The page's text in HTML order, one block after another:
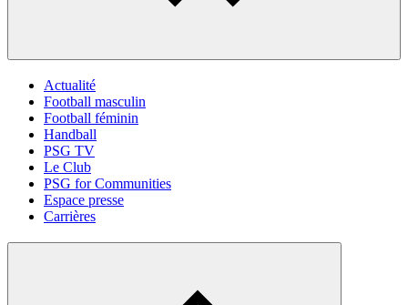
Actualité
Football masculin
Football féminin
Handball
PSG TV
Le Club
PSG for Communities
Espace presse
Carrières